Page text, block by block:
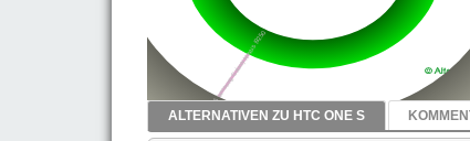
ALTERNATIVEN ZU HTC ONE S